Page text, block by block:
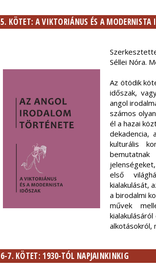
5. KÖTET: A VIKTORIÁNUS ÉS A MODERNISTA
Séllei Nóra.
Az ötödik
időszak,
angol
számos
él a hazai
dekadencia,
kulturális
első
kialakulását,
a birodalmi
művek
alkotásokról,
6-7. KÖTET: 1930-TÓL NAPJAINKINKIG